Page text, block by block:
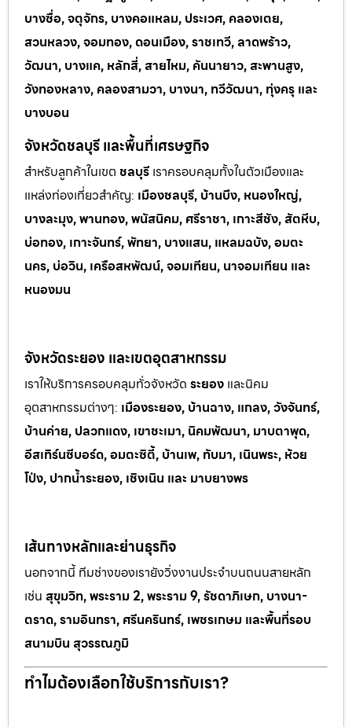
บางซื่อ, จตุจักร, บางคอแหลม, ประเวศ, คลองเตย,
สวนหลวง, จอมทอง, ดอนเมือง, ราชเทวี, ลาดพร้าว,
วัฒนา, บางแค, หลักสี่, สายไหม, คันนายาว, สะพานสูง,
วังทองหลาง, คลองสามวา, บางนา, ทวีวัฒนา, ทุ่งครุ และ
บางบอน
จังหวัดชลบุรี และพื้นที่เศรษฐกิจ
สำหรับลูกค้าในเขต ชลบุรี เราครอบคลุมทั้งในตัวเมืองและ
แหล่งท่องเที่ยวสำคัญ: เมืองชลบุรี, บ้านบึง, หนองใหญ่,
บางละมุง, พานทอง, พนัสนิคม, ศรีราชา, เกาะสีชัง, สัตหีบ,
บ่อทอง, เกาะจันทร์, พัทยา, บางแสน, แหลมฉบัง, อมตะ
นคร, บ่อวิน, เครือสหพัฒน์, จอมเทียน, นาจอมเทียน และ
หนองมน
จังหวัดระยอง และเขตอุตสาหกรรม
เราให้บริการครอบคลุมทั่วจังหวัด ระยอง และนิคม
อุตสาหกรรมต่างๆ: เมืองระยอง, บ้านฉาง, แกลง, วังจันทร์,
บ้านค่าย, ปลวกแดง, เขาชะเมา, นิคมพัฒนา, มาบตาพุด,
อีสเทิร์นซีบอร์ด, อมตะซิตี้, บ้านเพ, ทับมา, เนินพระ, ห้วย
โป่ง, ปากน้ำระยอง, เชิงเนิน และ มาบยางพร
เส้นทางหลักและย่านธุรกิจ
นอกจากนี้ ทีมช่างของเรายังวิ่งงานประจำบนถนนสายหลัก
เช่น สุขุมวิท, พระราม 2, พระราม 9, รัชดาภิเษก, บางนา-
ตราด, รามอินทรา, ศรีนครินทร์, เพชรเกษม และพื้นที่รอบ
สนามบิน สุวรรณภูมิ
ทำไมต้องเลือกใช้บริการกับเรา?